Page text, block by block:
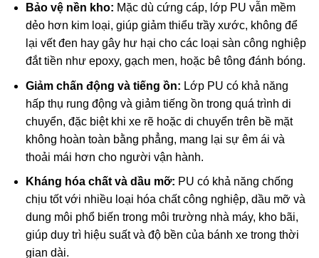
Bảo vệ nền kho: Mặc dù cứng cáp, lớp PU vẫn mềm
dẻo hơn kim loại, giúp giảm thiểu trầy xước, không để
lại vết đen hay gây hư hại cho các loại sàn công nghiệp
đắt tiền như epoxy, gạch men, hoặc bê tông đánh bóng.
Giảm chấn động và tiếng ồn: Lớp PU có khả năng
hấp thụ rung động và giảm tiếng ồn trong quá trình di
chuyển, đặc biệt khi xe rẽ hoặc di chuyển trên bề mặt
không hoàn toàn bằng phẳng, mang lại sự êm ái và
thoải mái hơn cho người vận hành.
Kháng hóa chất và dầu mỡ: PU có khả năng chống
chịu tốt với nhiều loại hóa chất công nghiệp, dầu mỡ và
dung môi phổ biến trong môi trường nhà máy, kho bãi,
giúp duy trì hiệu suất và độ bền của bánh xe trong thời
gian dài.